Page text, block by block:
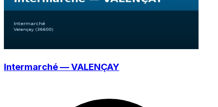
Intermarché — VALENÇAY